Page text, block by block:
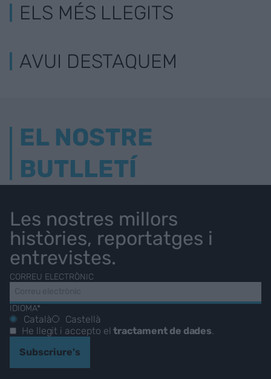
ELS MÉS LLEGITS
AVUI DESTAQUEM
EL NOSTRE
BUTLLETÍ
Les nostres millors
històries, reportatges i
entrevistes.
CORREU ELECTRÒNIC
IDIOMA*
Català
Castellà
He llegit i accepto eltractament de dades
Subscriure's